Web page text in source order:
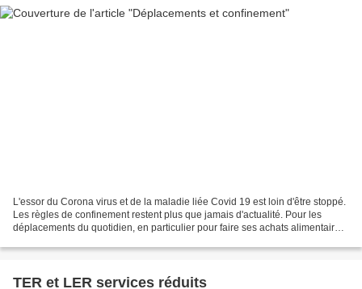
L'essor du Corona virus et de la maladie liée Covid 19 est loin d'être stoppé.
Les règles de confinement restent plus que jamais d'actualité. Pour les
déplacements du quotidien, en particulier pour faire ses achats alimentaires
TER et LER services réduits